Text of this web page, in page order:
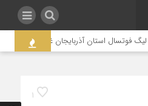
لیگ فوتسال استان آذربایجان غربی به جنجال
1